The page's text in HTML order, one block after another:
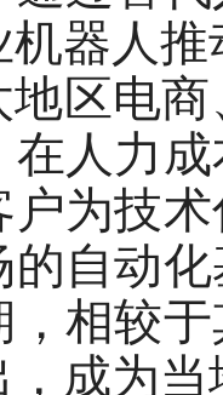
机器人
地区电
人力
户为技
的自动
，相较
成为